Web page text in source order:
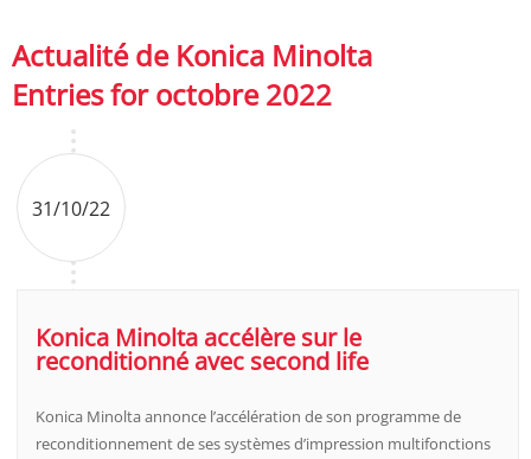
Actualité de Konica Minolta
Entries for octobre 2022
31/10/22
Konica Minolta accélère sur le
reconditionné avec second life
Konica Minolta annonce l’accélération de son programme de
reconditionnement de ses systèmes d’impression multifonctions